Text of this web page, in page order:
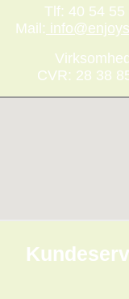
Tlf: 40 54 55
Mail:
CVR: 28 38